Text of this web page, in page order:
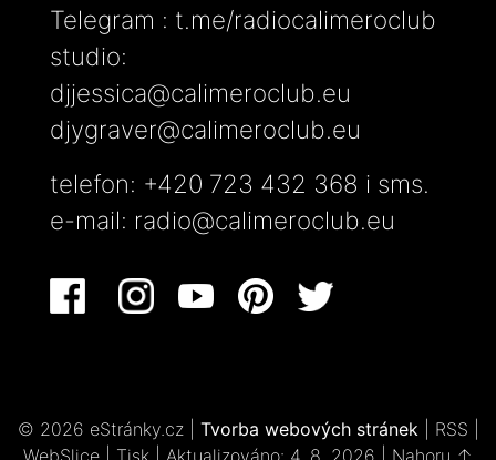
Telegram : t.me/radiocalimeroclub
studio:
djjessica@calimeroclub.eu
djygraver@calimeroclub.eu
telefon: +420 723 432 368 i sms.
e-mail: radio@calimeroclub.eu
© 2026 eStránky.cz Tvorba webových stránek RSS
WebSlice
Tisk Aktualizováno: 4. 8. 2026 Nahoru ↑